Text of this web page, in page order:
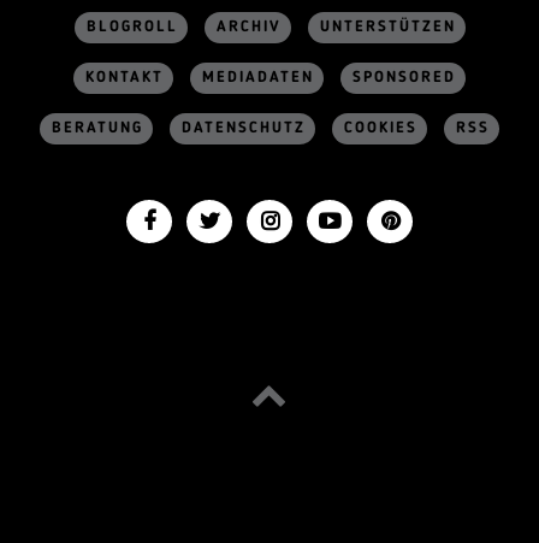
BLOGROLL ARCHIV UNTERSTÜTZEN
KONTAKT MEDIADATEN SPONSORED
BERATUNG DATENSCHUTZ COOKIES RSS